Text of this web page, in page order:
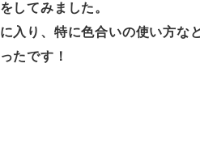
してみました。
入り、特に色合いの使い方な
たです！